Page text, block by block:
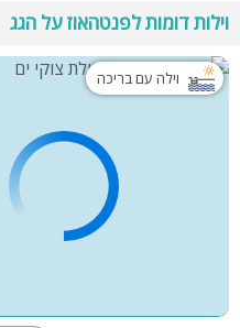
וילות דומות לפנטהאוז על הגג
וילה עם בריכה